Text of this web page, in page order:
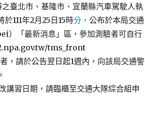
臺北市、基隆市、宜蘭縣汽車駕駛人執
111年2月25日15時分， 公布於本局交通
「最新消息」區，參加測驗者可自行
tms_front
請於公告翌日起1週內，向該局交通警
習日期，請臨櫃至交通大隊綜合組申